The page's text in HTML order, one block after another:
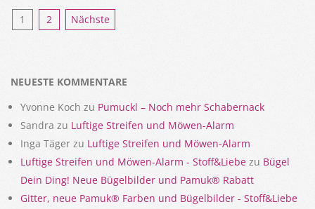
Seitennummerierung
1 2 Nächste
NEUESTE KOMMENTARE
Yvonne Koch zu Pumuckl – Noch mehr Schabernack
Sandra zu Luftige Streifen und Möwen-Alarm
Inga Täger zu Luftige Streifen und Möwen-Alarm
Luftige Streifen und Möwen-Alarm - Stoff&Liebe zu Bügel
Dein Ding! Neue Bügelbilder und Pamuk® Rabatt
Gitter, neue Pamuk® Farben und Bügelbilder - Stoff&Liebe